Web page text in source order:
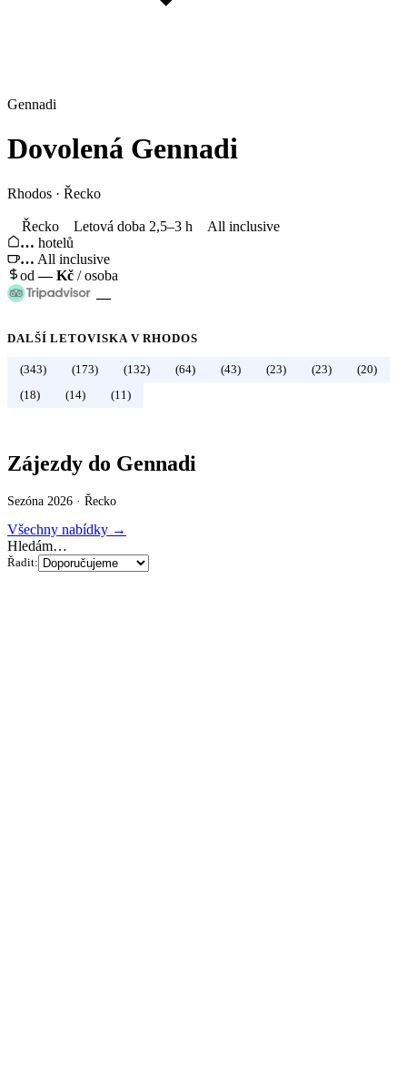
Gennadi
Dovolená Gennadi
Rhodos · Řecko
Řecko Letová doba 2,5–3 h
All inclusive
… hotelů
… All inclusive
od—Kč / osoba
—
DALŠÍ LETOVISKA VRHODOS
(343) (173) (132) (64) (43) (23) (23)
(20)
(18)
(14) (11)
Zájezdy do Gennadi
Sezóna 2026 · Řecko
Všechny nabídky →
Hledám…
Řadit: